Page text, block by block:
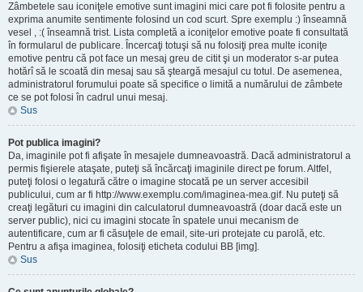
Zâmbetele sau iconiţele emotive sunt imagini mici care pot fi folosite pentru a
exprima anumite sentimente folosind un cod scurt. Spre exemplu :) înseamnă
vesel , :( înseamnă trist. Lista completă a iconiţelor emotive poate fi consultată
în formularul de publicare. Încercaţi totuşi să nu folosiţi prea multe iconiţe
emotive pentru că pot face un mesaj greu de citit şi un moderator s-ar putea
hotărî să le scoată din mesaj sau să şteargă mesajul cu totul. De asemenea,
administratorul forumului poate să specifice o limită a numărului de zâmbete
ce se pot folosi în cadrul unui mesaj.
Sus
Pot publica imagini?
Da, imaginile pot fi afişate în mesajele dumneavoastră. Dacă administratorul a
permis fişierele ataşate, puteţi să încărcaţi imaginile direct pe forum. Altfel,
puteţi folosi o legatură către o imagine stocată pe un server accesibil
publicului, cum ar fi http://www.exemplu.com/imaginea-mea.gif. Nu puteţi să
creaţi legături cu imagini din calculatorul dumneavoastră (doar dacă este un
server public), nici cu imagini stocate în spatele unui mecanism de
autentificare, cum ar fi căsuţele de email, site-uri protejate cu parolă, etc.
Pentru a afişa imaginea, folosiţi eticheta codului BB [img].
Sus